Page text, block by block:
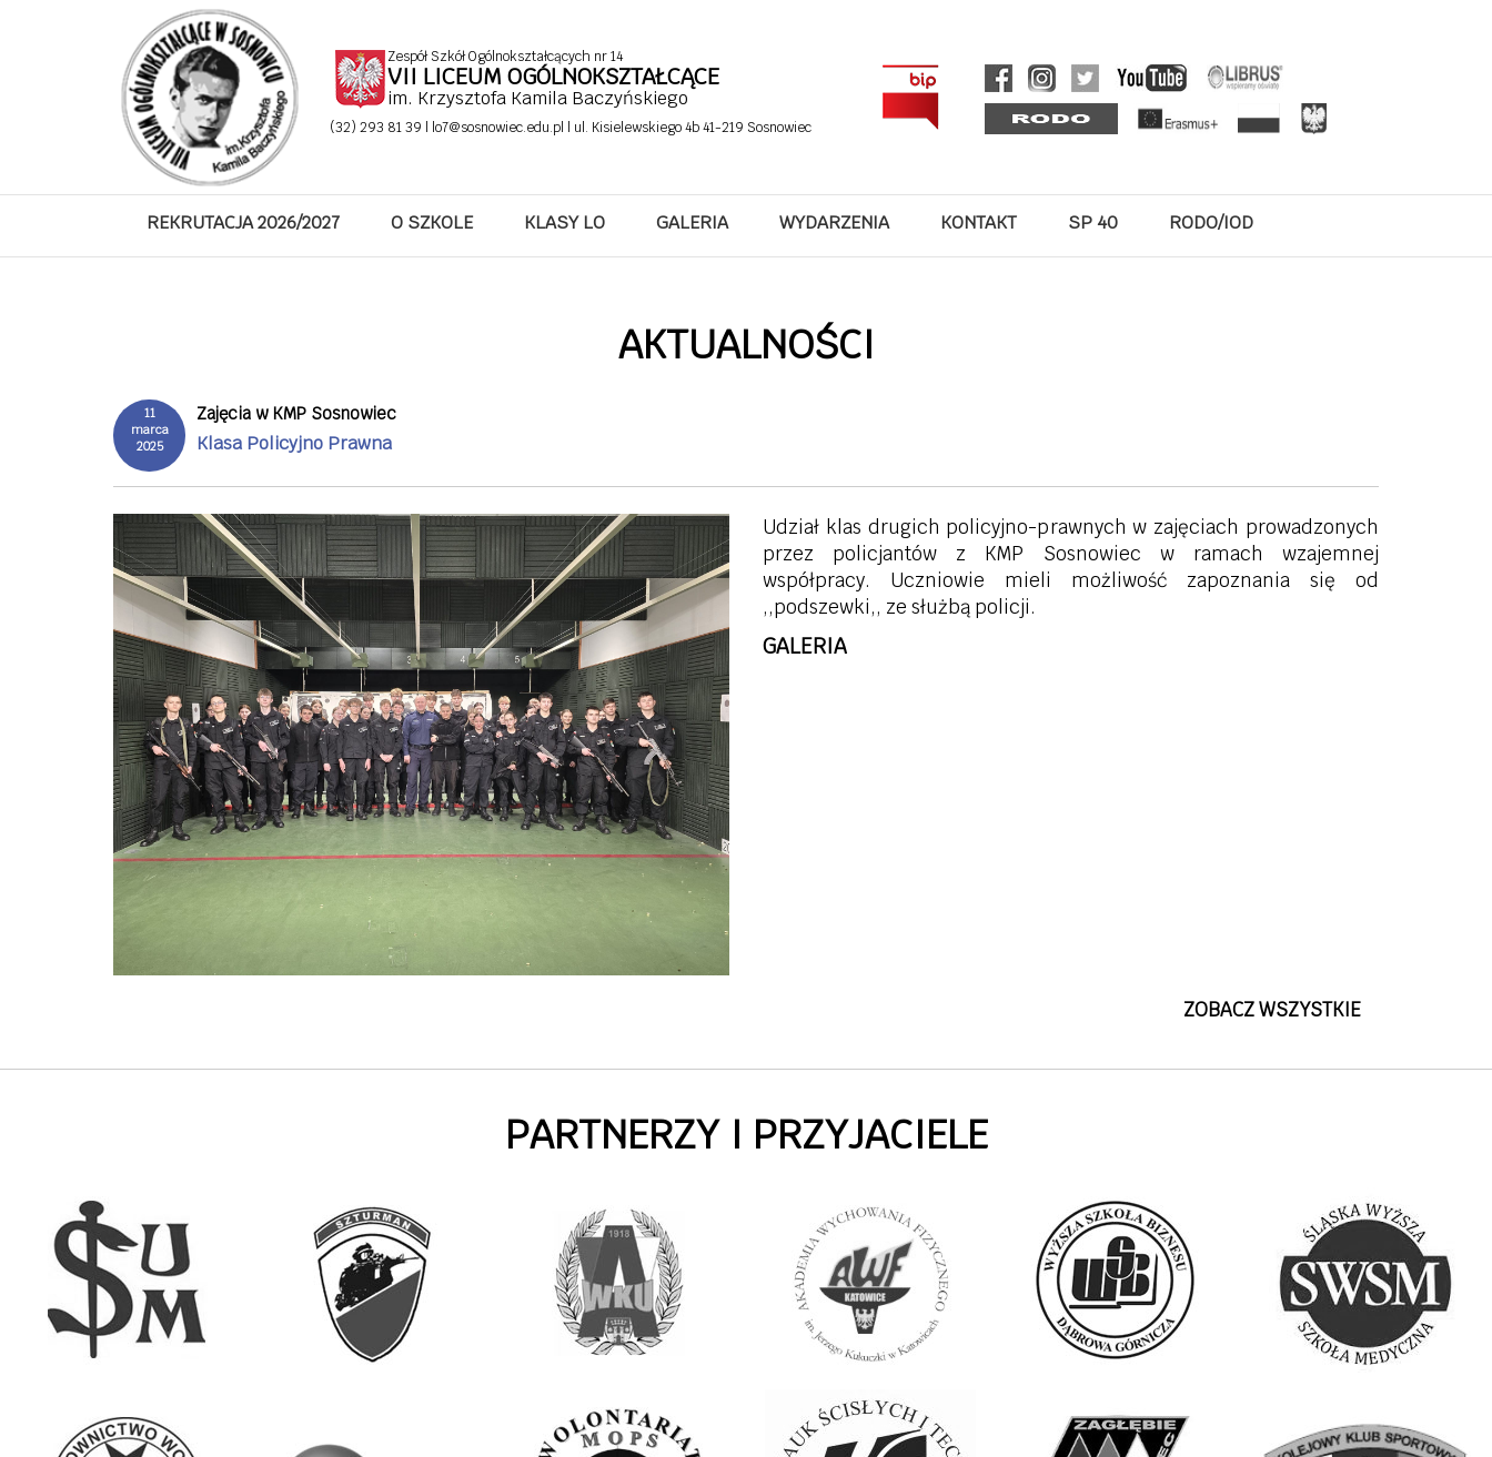
Zespół Szkół Ogólnokształcących nr 14
VII LICEUM OGÓLNOKSZTAŁCĄCE
im. Krzysztofa Kamila Baczyńskiego
(32) 293 81 39 | lo7@sosnowiec.edu.pl | ul. Kisielewskiego 4b 41-219 Sosnowiec
REKRUTACJA 2026/2027 O SZKOLE KLASY LO GALERIA WYDARZENIA KONTAKT SP 40 RODO/IOD
AKTUALNOŚCI
11
marca
2025
Zajęcia w KMP Sosnowiec
Klasa Policyjno Prawna
Udział klas drugich policyjno-prawnych w zajęciach prowadzonych
przez policjantów z KMP Sosnowiec w ramach wzajemnej
współpracy. Uczniowie mieli możliwość zapoznania się od
,,podszewki,, ze służbą policji.
GALERIA
ZOBACZ WSZYSTKIE
PARTNERZY I PRZYJACIELE